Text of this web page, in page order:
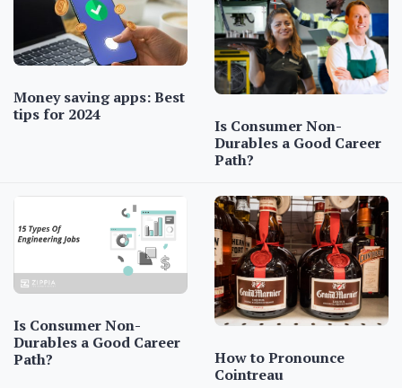
Money saving apps: Best
tips for 2024
Is Consumer Non-
Durables a Good Career
Path?
Is Consumer Non-
Durables a Good Career
Path?
How to Pronounce
Cointreau